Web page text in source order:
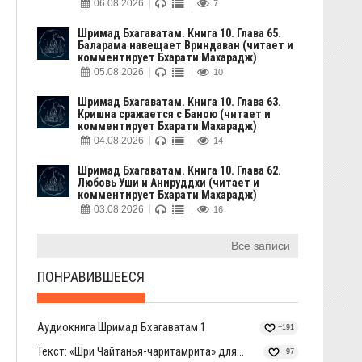
06.08.2026 7
Шримад Бхагаватам. Книга 10. Глава 65.
Баларама навещает Вриндаван (читает и
комментирует Бхарати Махарадж)
05.08.2026 10
Шримад Бхагаватам. Книга 10. Глава 63.
Кришна сражается с Баною (читает и
комментирует Бхарати Махарадж)
04.08.2026 14
Шримад Бхагаватам. Книга 10. Глава 62.
Любовь Уши и Анируддхи (читает и
комментирует Бхарати Махарадж)
03.08.2026 16
Все записи
ПОНРАВИВШЕЕСЯ
Аудиокнига Шримад Бхагаватам 1 +191
Текст: «Шри Чайтанья-чаритамрита» для... +97